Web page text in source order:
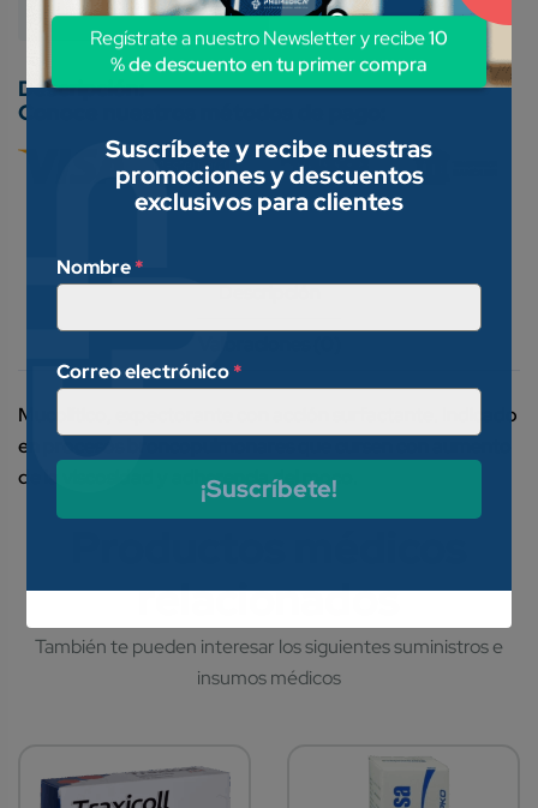
Medicamentos Genéricos
Conoce nuestros métodos de pago:
Descripción
Mucolítico, ex­pectorante con acción surfactante. Indicado
en procesos broncopulmonares que cursen con aumento
de la viscosidad y adherencia del moco.
Suscríbete y recibe nuestras
promociones y descuentos
exclusivos para clientes
Nombre*
Correo electrónico*
¡Suscríbete!
Regístrate a nuestro Newsletter y recibe10
% de descuento en tu primer compra